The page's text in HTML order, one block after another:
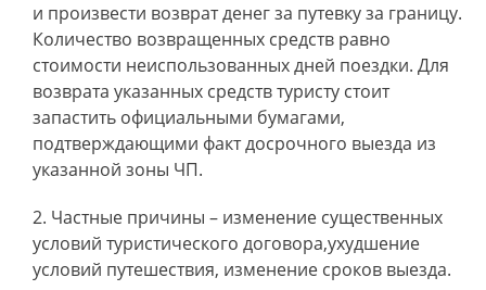
и произвести возврат денег за путевку за границу.
Количество возвращенных средств равно
стоимости неиспользованных дней поездки. Для
возврата указанных средств туристу стоит
запастить официальными бумагами,
подтверждающими факт досрочного выезда из
указанной зоны ЧП.
Частные причины – изменение существенных
условий туристического договора,ухудшение
условий путешествия, изменение сроков выезда.